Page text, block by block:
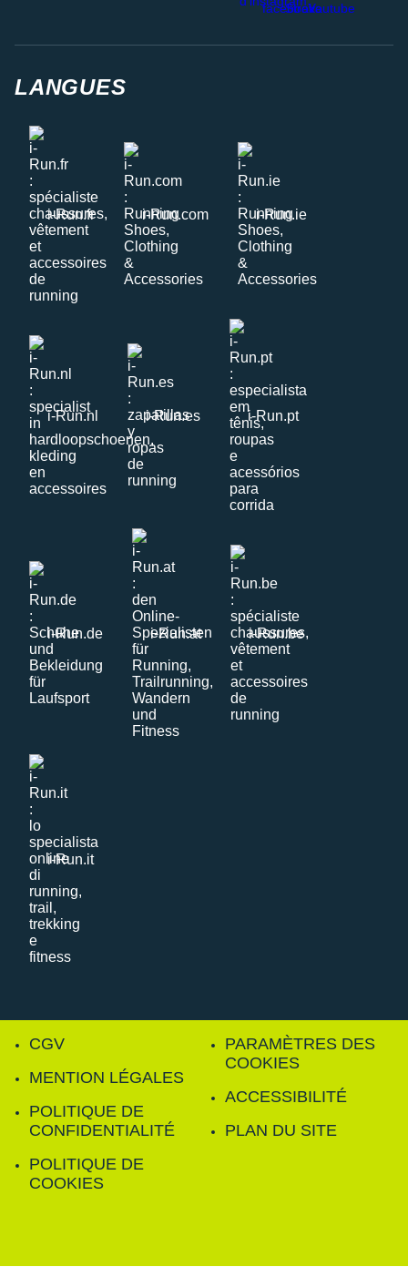
LANGUES
i-Run.fr i-Run.com i-Run.ie
i-Run.nl i-Run.es i-Run.pt
i-Run.de i-Run.at i-Run.be
i-Run.it
CGV
MENTION LÉGALES
POLITIQUE DE
CONFIDENTIALITÉ
POLITIQUE DE
COOKIES
PARAMÈTRES DES
COOKIES
ACCESSIBILITÉ
PLAN DU SITE